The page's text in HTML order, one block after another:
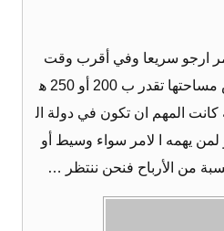
ارجو سريعا وفي أقرب وقت
ممكن نريد ونبحث عن أرض مساحتها تقدر ب 200 أو 250 ه
المهم ان تكون في دولة ال
يهمه ا لامر سواء وسيط أو
من الأرباح فنحن ننتظر …